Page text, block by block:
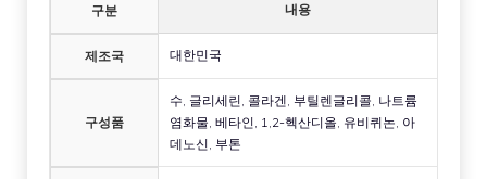
구분 내용
제조국 대한민국
구성품
수, 글리세린, 콜라겐, 부틸렌글리콜, 나트륨
염화물, 베타인, 1,2-헥산디올, 유비퀴논, 아
데노신, 부톤